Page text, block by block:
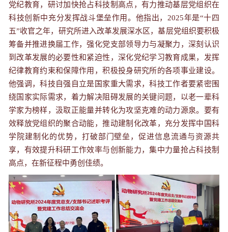
党纪教育，研讨加快抢占科技制高点，有力推动基层党组织在
科技创新中充分发挥战斗堡垒作用。他指出，2025年是“十四
五”收官之年，研究所进入改革发展深水区，基层党组织要积极
筹备并推进换届工作，强化党支部领导力与凝聚力，深刻认识
到改革发展的必要性和紧迫性，深化党纪学习教育成果，发挥
纪律教育约束和保障作用，积极投身研究所的各项事业建设。
他强调，科技自强自立是国家重大需求，科技工作者要紧密围
绕国家实际需求，着力解决阻碍发展的关键问题，以老一辈科
学家为榜样，汲取正能量并转化为攻坚克难的动力源泉。要有
效释放党组织的聚合动能，推动建制化改革，充分发挥中国科
学院建制化的优势，打破部门壁垒，促进信息流通与资源共
享，有效提升科研工作效率与创新能力，集中力量抢占科技制
高点，在新征程中勇创佳绩。